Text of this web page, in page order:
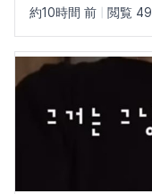
約10時間 前 閲覧 49